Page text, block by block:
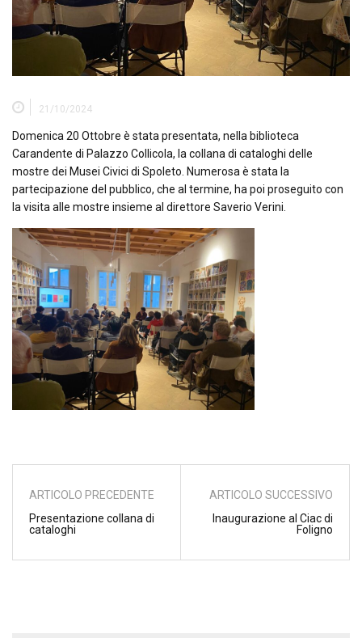
21/10/2024
Domenica 20 Ottobre è stata presentata, nella biblioteca
Carandente di Palazzo Collicola, la collana di cataloghi delle
mostre dei Musei Civici di Spoleto. Numerosa è stata la
partecipazione del pubblico, che al termine, ha poi proseguito con
la visita alle mostre insieme al direttore Saverio Verini.
ARTICOLO PRECEDENTE
Presentazione collana di
cataloghi
ARTICOLO SUCCESSIVO
Inaugurazione al Ciac di
Foligno